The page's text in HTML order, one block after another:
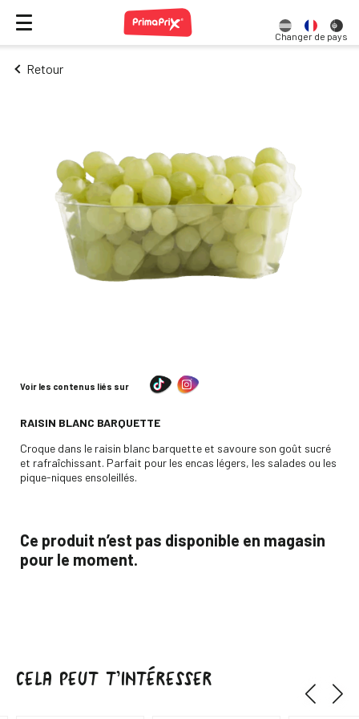
Changer de pays
Retour
Voir les contenus liés sur
-RAISIN BLANC BARQUETTE
Descripción
Croque dans le raisin blanc barquette et savoure son goût sucré
et rafraîchissant. Parfait pour les encas légers, les salades ou les
pique-niques ensoleillés.
Ce produit n’est pas disponible en magasin
pour le moment.
CELA PEUT T’INTÉRESSER